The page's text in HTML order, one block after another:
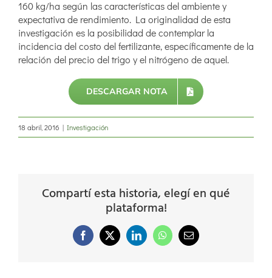
160 kg/ha según las características del ambiente y
expectativa de rendimiento. La originalidad de esta
investigación es la posibilidad de contemplar la
incidencia del costo del fertilizante, específicamente de la
relación del precio del trigo y el nitrógeno de aquel.
DESCARGAR NOTA
18 abril, 2016 | Investigación
Compartí esta historia, elegí en qué
plataforma!
Facebook
X LinkedInWhatsAppCorreo